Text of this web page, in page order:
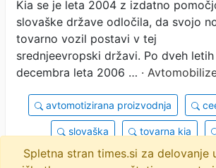
Kia se je leta 2004 z izdatno
slovaške države odločila, da svojo
tovarno vozil postavi v tej
srednjeevropski državi. Po dveh
decembra leta 2006 … ·
avtomotizirana proizvodnja
slovaška tovarna kia
344 robotov sportage
Spletna stran times.si za delovanje